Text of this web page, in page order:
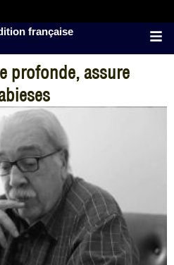
française
profonde, assure